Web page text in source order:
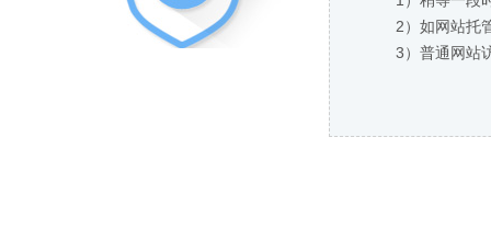
2）如网站托
3）普通网站